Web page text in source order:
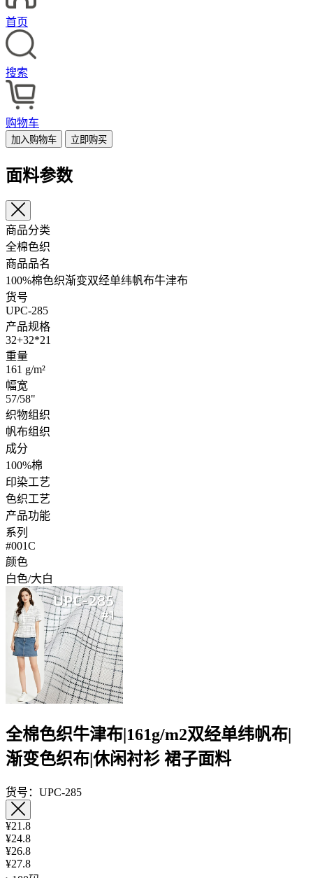
首页
搜索
购物车
加入购物车 立即购买
面料参数
商品分类
全棉色织
商品品名
100%棉色织渐变双经单纬帆布牛津布
货号
UPC-285
产品规格
32+32*21
重量
161 g/m²
幅宽
57/58"
织物组织
帆布组织
成分
100%棉
印染工艺
色织工艺
产品功能
系列
#001C
颜色
白色/大白
全棉色织牛津布|161g/m2双经单纬帆布|
渐变色织布|休闲衬衫 裙子面料
货号：UPC-285
¥21.8
¥24.8
¥26.8
¥27.8